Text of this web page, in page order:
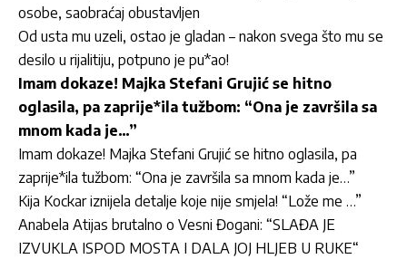
osobe, saobraćaj obustavljen
Od usta mu uzeli, ostao je gladan – nakon svega što mu se
desilo u rijalitiju, potpuno je pu*ao!
Imam dokaze! Majka Stefani Grujić se hitno
oglasila, pa zaprije*ila tužbom: “Ona je završila sa
mnom kada je…”
Imam dokaze! Majka Stefani Grujić se hitno oglasila, pa
zaprije*ila tužbom: “Ona je završila sa mnom kada je…”
Kija Kockar iznijela detalje koje nije smjela! “Lože me …”
Anabela Atijas brutalno o Vesni Đogani: “SLAĐA JE
IZVUKLA ISPOD MOSTA I DALA JOJ HLJEB U RUKE“